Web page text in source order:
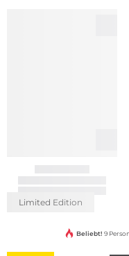
Limited Edition
Beliebt! 9